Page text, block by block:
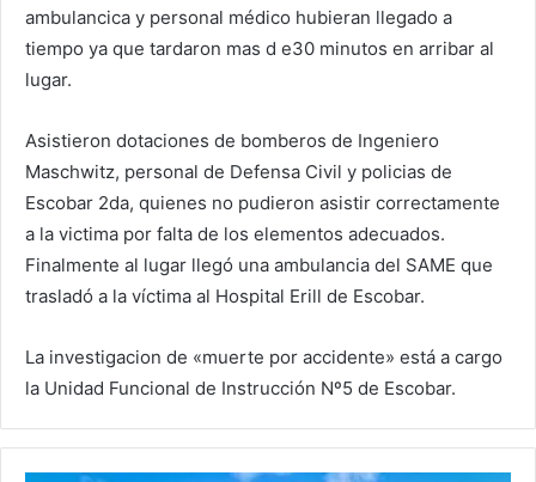
ambulancica y personal médico hubieran llegado a
tiempo ya que tardaron mas d e30 minutos en arribar al
lugar.
Asistieron dotaciones de bomberos de Ingeniero
Maschwitz, personal de Defensa Civil y policias de
Escobar 2da, quienes no pudieron asistir correctamente
a la victima por falta de los elementos adecuados.
Finalmente al lugar llegó una ambulancia del SAME que
trasladó a la víctima al Hospital Erill de Escobar.
La investigacion de «muerte por accidente» está a cargo
la Unidad Funcional de Instrucción Nº5 de Escobar.